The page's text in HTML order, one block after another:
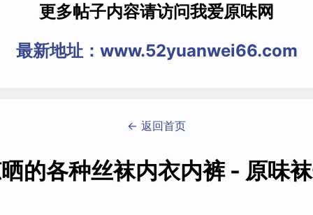
更多帖子内容请访问我爱原味网
最新地址：www.52yuanwei66.com
← 返回首页
的各种丝袜内衣内裤 - 原味